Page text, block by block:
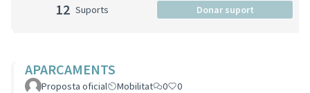
12 Suports Donar suport
APARCAMENTS
Proposta oficial Mobilitat 0 0